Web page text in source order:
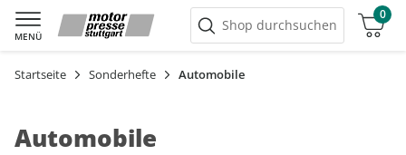
MENÜ
Shop durchsuchen
0
Warenkorb
Startseite Sonderhefte Automobile
Automobile